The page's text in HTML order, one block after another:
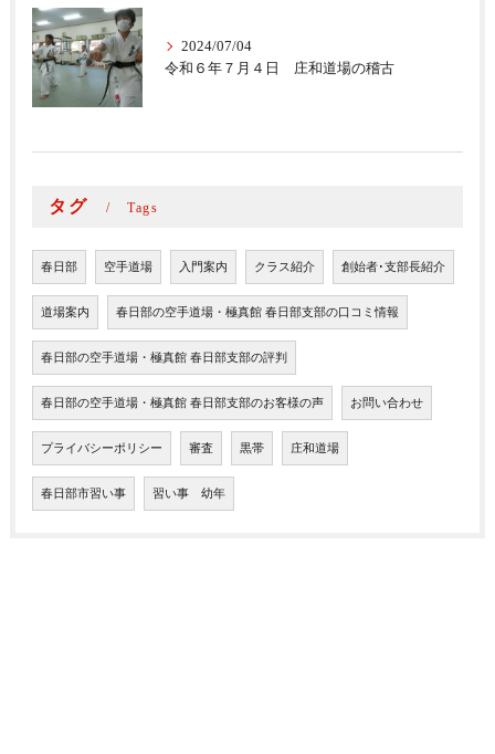
2024/07/04
令和６年７月４日 庄和道場の稽古
タグ Tags
春日部 空手道場 入門案内 クラス紹介 創始者･支部長紹介
道場案内 春日部の空手道場・極真館 春日部支部の口コミ情報
春日部の空手道場・極真館 春日部支部の評判
春日部の空手道場・極真館 春日部支部のお客様の声 お問い合わせ
プライバシーポリシー 審査 黒帯 庄和道場
春日部市習い事 習い事 幼年